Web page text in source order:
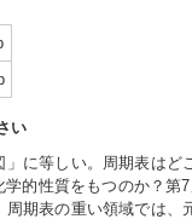
い
に等しい。周期表は
的性質をもつのか？第
期表の重い領域では